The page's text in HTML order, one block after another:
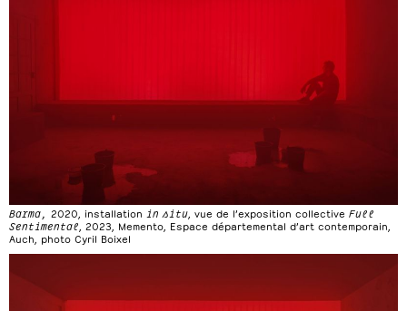
Barma, 2020, installation in situ , vue de l’exposition collective Full
Sentimental , 2023, Memento, Espace départemental d’art contemporain,
Auch, photo Cyril Boixel